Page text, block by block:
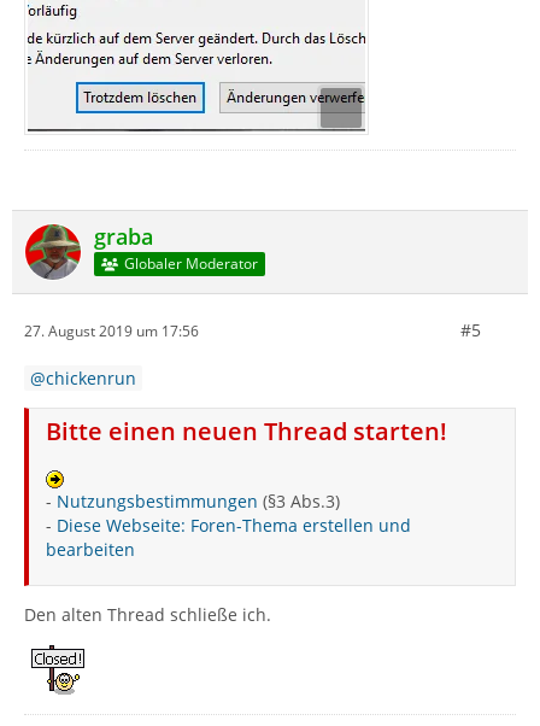
graba
Globaler Moderator
27. August 2019 um 17:56 #5
chickenrun
Bitte einen neuen Thread starten!
- Nutzungsbestimmungen (§3 Abs.3)
- Diese Webseite: Foren-Thema erstellen und
bearbeiten
Den alten Thread schließe ich.